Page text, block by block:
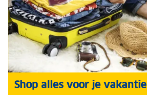
Shop alles voor je vakantie